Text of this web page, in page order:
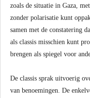
zoals de situatie in Gaza,
zonder polarisatie kunt
samen met de constatering
als classis misschien kunt
brengen als spiegel voor
De classis sprak uitvoerig
van benoemingen. De